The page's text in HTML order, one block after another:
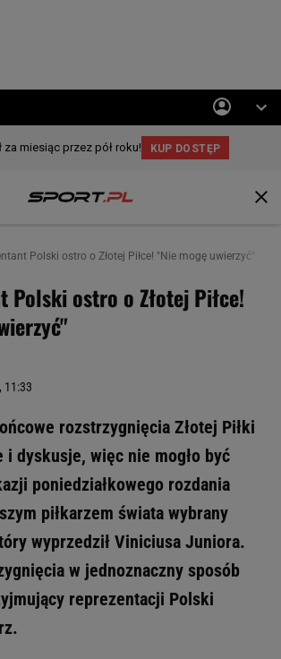
Polski ostro o Złotej Piłce! "Nie mogę uwierzyć"
Polski ostro o Złotej Piłce!
11:33
rozstrzygnięcia Złotej Piłki
i dyskusje, więc nie mogło być
poniedziałkowego rozdania
piłkarzem świata wybrany
wyprzedził Viniciusa Juniora.
w jednoznaczny sposób
reprezentacji Polski